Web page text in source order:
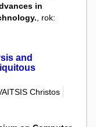
in
, rok:
and
Christos